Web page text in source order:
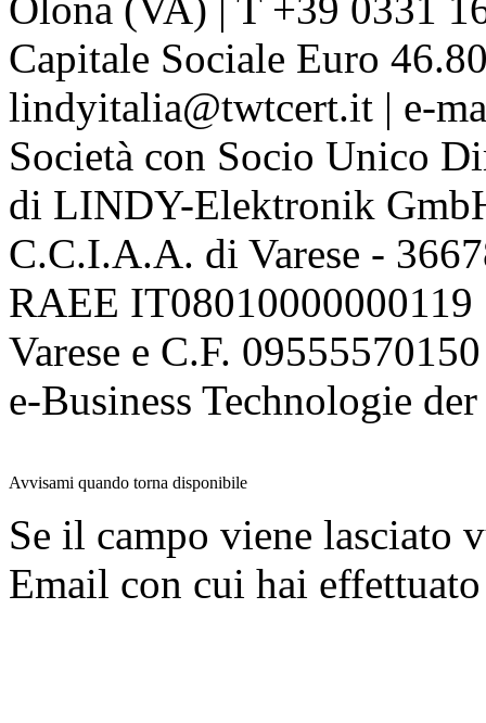
Olona (VA) | T +39 0331
Capitale Sociale Euro
lindyitalia@twtcert.it | e-
Società con Socio Unico
di LINDY-Elektronik
C.C.I.A.A. di Varese -
RAEE
Varese e C.F. 09555570150
e-Business Technologie
Avvisami quando torna disponibile
Se il campo viene lasciato
Email con cui hai